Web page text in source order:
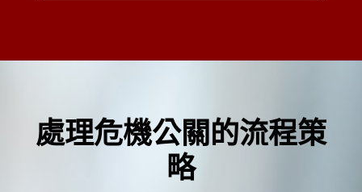
處理危機公關的流程策
略